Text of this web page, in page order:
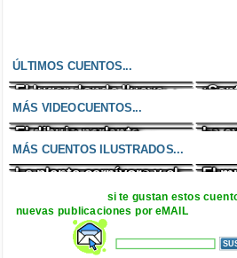
ÚLTIMOS CUENTOS...
El lugar donde llueve
chocolate
MÁS VIDEOCUENTOS...
El dibujo parlante La
MÁS CUENTOS ILUSTRADOS...
La planta carnívora y el
El
si te gustan estos
nuevas publicaciones por eMAIL